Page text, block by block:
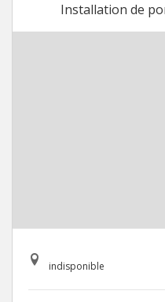
Installation de
indisponible